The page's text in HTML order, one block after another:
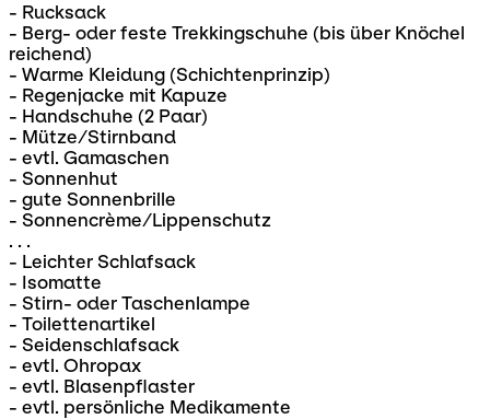
- Rucksack
- Berg- oder feste Trekkingschuhe (bis über Knöchel
reichend)
- Warme Kleidung (Schichtenprinzip)
- Regenjacke mit Kapuze
- Handschuhe (2 Paar)
- Mütze/Stirnband
- evtl. Gamaschen
- Sonnenhut
- gute Sonnenbrille
- Sonnencrème/Lippenschutz
. . .
- Leichter Schlafsack
- Isomatte
- Stirn- oder Taschenlampe
- Toilettenartikel
- Seidenschlafsack
- evtl. Ohropax
- evtl. Blasenpflaster
- evtl. persönliche Medikamente